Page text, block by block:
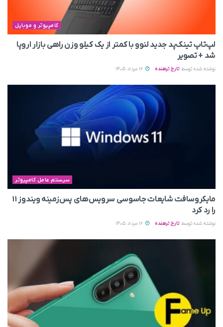
کامپیوتر و موبایل
لپ‌تاپ تینک‌پد جدید لنوو با کمتر از یک کیلو وزن راهی بازار اروپا
شد + تصویر
نوشته شده توسط تارخ ترهنده
سیستم عامل کامپیوتر
مایکروسافت شایعات جاسوسی سرویس‌های پس‌زمینه ویندوز ۱۱
را رد کرد
نوشته شده توسط تارخ ترهنده